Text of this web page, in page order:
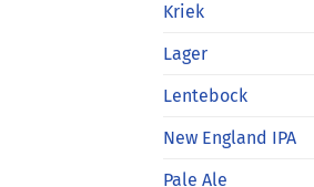
Kriek
Lager
Lentebock
New England IPA
Pale Ale